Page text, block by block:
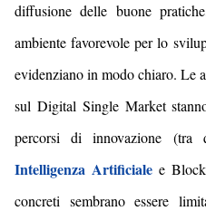
diffusione delle buone
ambiente favorevole per lo
evidenziano in modo chiaro. Le
sul Digital Single Market
percorsi di innovazione
Intelligenza Artificiale e
concreti sembrano essere